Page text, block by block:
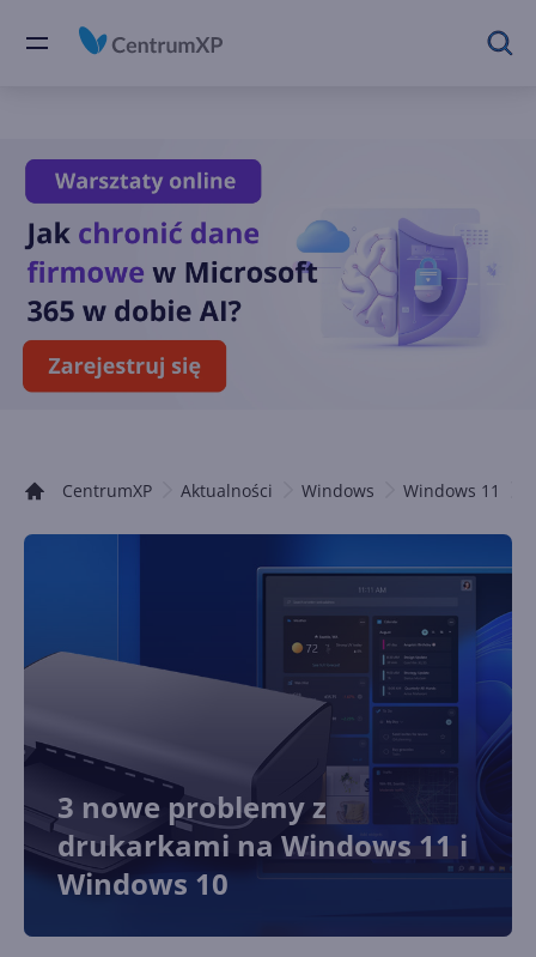
CentrumXP Aktualności Windows Windows 11
3 nowe problemy z
drukarkami na Windows 11 i
Windows 10